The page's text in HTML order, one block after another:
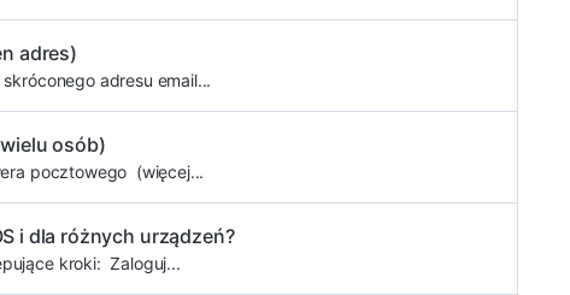
adres)
adresu email...
osób)
pocztowego (więcej...
i dla różnych urządzeń?
kroki: Zaloguj...